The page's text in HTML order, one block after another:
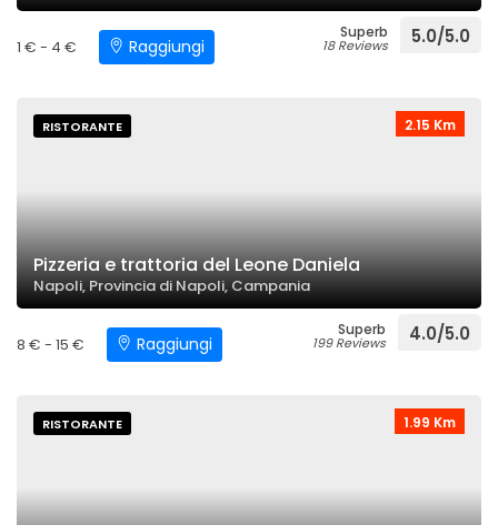
1 € - 4 € Raggiungi
Superb
18 Reviews 5.0/5.0
2.15 Km
RISTORANTE
Pizzeria e trattoria del Leone Daniela
Napoli, Provincia di Napoli, Campania
8 € - 15 € Raggiungi
Superb
199 Reviews 4.0/5.0
1.99 Km
RISTORANTE